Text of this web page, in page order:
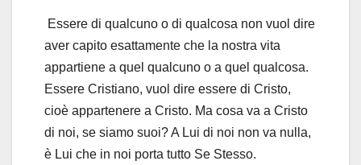
Essere di qualcuno o di qualcosa non vuol dire
aver capito esattamente che la nostra vita
appartiene a quel qualcuno o a quel qualcosa.
Essere Cristiano, vuol dire essere di Cristo,
cioè appartenere a Cristo. Ma cosa va a Cristo
di noi, se siamo suoi? A Lui di noi non va nulla,
è Lui che in noi porta tutto Se Stesso.